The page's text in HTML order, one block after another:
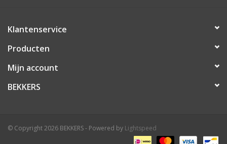
Klantenservice
Producten
Mijn account
BEKKERS
© Copyright 2026 BEKKERS - Powered by Lightspeed